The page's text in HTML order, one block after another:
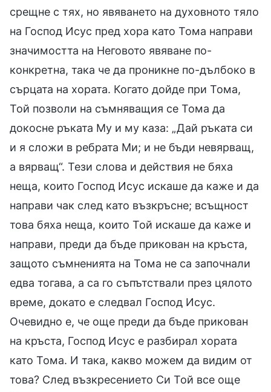
срещне с тях, но явяването на духовното тяло
на Господ Исус пред хора като Тома направи
значимостта на Неговото явяване по-
конкретна, така че да проникне по-дълбоко в
сърцата на хората. Когато дойде при Тома,
Той позволи на съмняващия се Тома да
докосне ръката Му и му каза: „Дай ръката си
и я сложи в ребрата Ми; и не бъди невярващ,
а вярващ“. Тези слова и действия не бяха
неща, които Господ Исус искаше да каже и да
направи чак след като възкръсне; всъщност
това бяха неща, които Той искаше да каже и
направи, преди да бъде прикован на кръста,
защото съмненията на Тома не са започнали
едва тогава, а са го съпътствали през цялото
време, докато е следвал Господ Исус.
Очевидно е, че още преди да бъде прикован
на кръста, Господ Исус е разбирал хората
като Тома. И така, какво можем да видим от
това? След възкресението Си Той все още